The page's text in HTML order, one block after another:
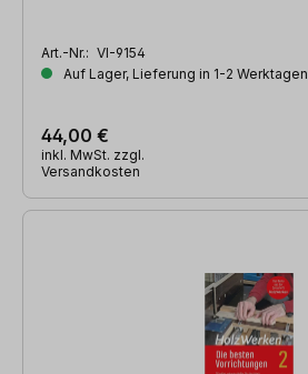
Art.-Nr.: VI-9154
Auf Lager, Lieferung in 1-2 Werktagen
44,00 €
inkl. MwSt. zzgl.
Versandkosten